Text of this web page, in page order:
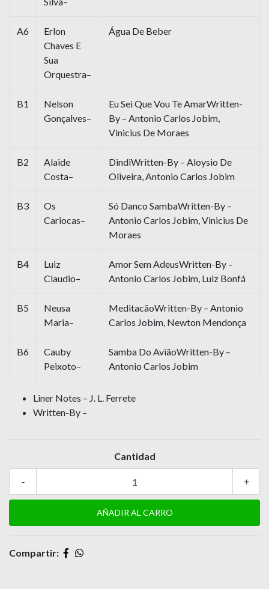
A6
Erlon
Chaves E
Sua
Orquestra–
Água De Beber
B1
Nelson
Gonçalves–
Eu Sei Que Vou Te AmarWritten-
By – Antonio Carlos Jobim,
Vinicius De Moraes
B2
Alaide
Costa–
DindiWritten-By – Aloysio De
Oliveira, Antonio Carlos Jobim
B3
Os
Cariocas–
Só Danco SambaWritten-By –
Antonio Carlos Jobim, Vinicius De
Moraes
B4
Luiz
Claudio–
Amor Sem AdeusWritten-By –
Antonio Carlos Jobim, Luiz Bonfá
B5
Neusa
Maria–
MeditacãoWritten-By – Antonio
Carlos Jobim, Newton Mendonça
B6
Cauby
Peixoto–
Samba Do AviãoWritten-By –
Antonio Carlos Jobim
Liner Notes – J. L. Ferrete
Written-By –
Cantidad
+
-
Compartir: